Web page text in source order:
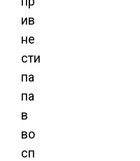
ив
не
сти
па
па
в
во
сп